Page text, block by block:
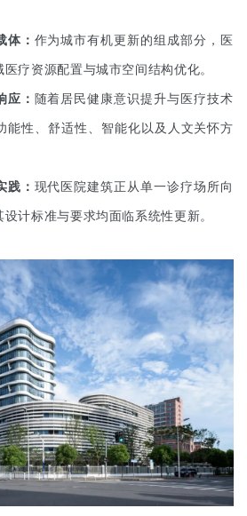
体： 作为城市有机更新的组成部分，医
疗资源配置与城市空间结构优化。
应： 随着居民健康意识提升与医疗技术
能性、舒适性、智能化以及人文关怀方
践： 现代医院建筑正从单一诊疗场所向
计标准与要求均面临系统性更新。